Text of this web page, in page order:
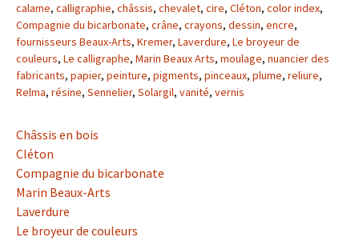
calame, calligraphie, châssis, chevalet, cire, Cléton, color index,
Compagnie du bicarbonate, crâne, crayons, dessin, encre,
fournisseurs Beaux-Arts, Kremer, Laverdure, Le broyeur de
couleurs, Le calligraphe, Marin Beaux Arts, moulage, nuancier des
fabricants, papier, peinture, pigments, pinceaux, plume, reliure,
Relma, résine, Sennelier, Solargil, vanité, vernis
Châssis en bois
Cléton
Compagnie du bicarbonate
Marin Beaux-Arts
Laverdure
Le broyeur de couleurs